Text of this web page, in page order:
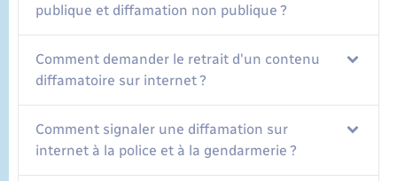
publique et diffamation non publique ?
Comment demander le retrait d'un contenu
diffamatoire sur internet ?
Comment signaler une diffamation sur
internet à la police et à la gendarmerie ?